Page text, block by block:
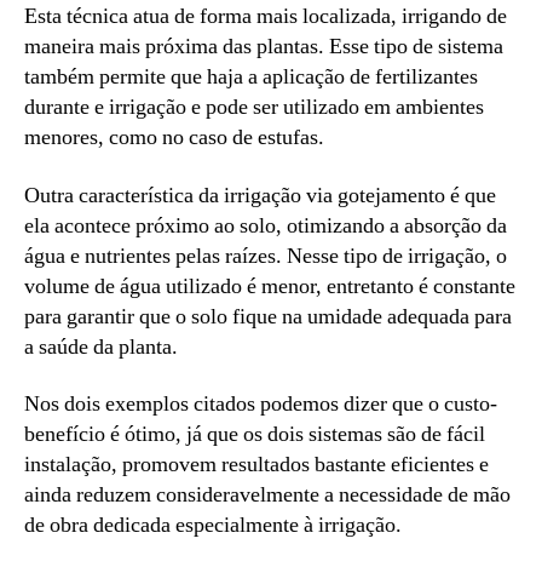
Esta técnica atua de forma mais localizada, irrigando de
maneira mais próxima das plantas. Esse tipo de sistema
também permite que haja a aplicação de fertilizantes
durante e irrigação e pode ser utilizado em ambientes
menores, como no caso de estufas.
Outra característica da irrigação via gotejamento é que
ela acontece próximo ao solo, otimizando a absorção da
água e nutrientes pelas raízes. Nesse tipo de irrigação, o
volume de água utilizado é menor, entretanto é constante
para garantir que o solo fique na umidade adequada para
a saúde da planta.
Nos dois exemplos citados podemos dizer que o custo-
benefício é ótimo, já que os dois sistemas são de fácil
instalação, promovem resultados bastante eficientes e
ainda reduzem consideravelmente a necessidade de mão
de obra dedicada especialmente à irrigação.